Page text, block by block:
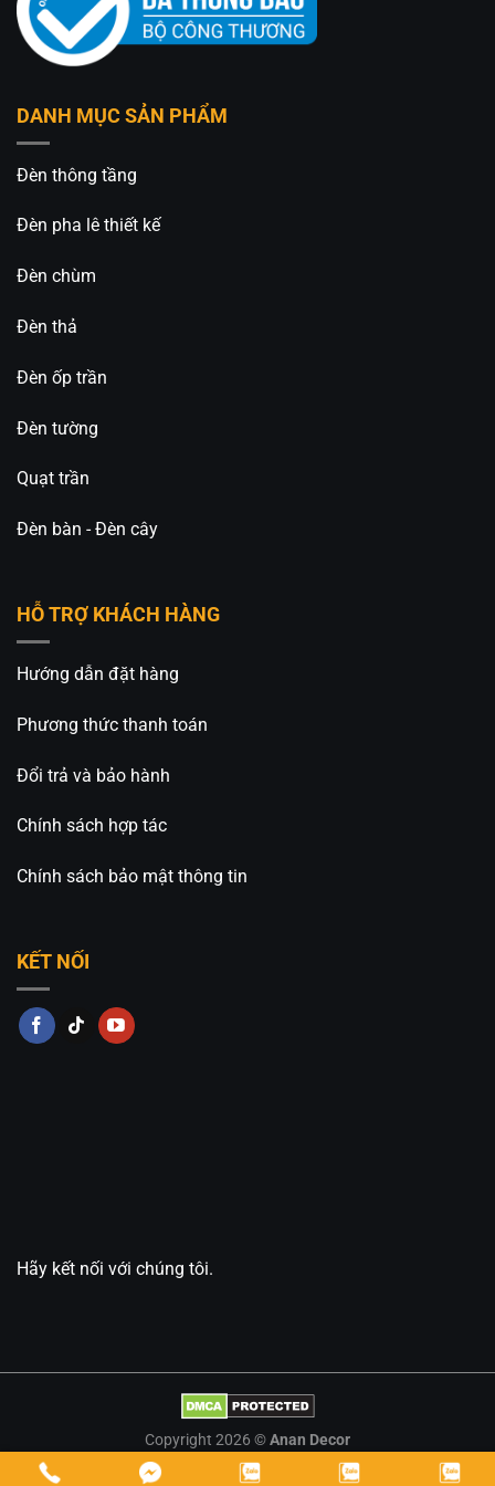
Pin sạc Type-C tiện lợi
Đèn bàn ABXP-07V sử dụng
Ưu điểm nổi bật:
Dễ dàng đặt ở mọi vị trí.
Tiện lợi khi di chuyển hoặc thay đổi bố cục bàn.
Sạc nhanh với cổng Type-C phổ biến.
khoảng
các buổi tiệc hoặc khung giờ cao điểm của nhà
Với công suất chỉ
trang trí.
Ngoài ra, công nghệ LED còn mang lại nhiều lợi
Tiết kiệm chi phí điện năng.
Tuổi thọ cao.
Đây là lựa chọn phù hợp cho các đơn vị kinh
Thông số kỹ thuật
DANH MỤC SẢN PHẨM
Đèn thông tầng
Đèn pha lê thiết kế
Đèn chùm
Đèn thả
Đèn ốp trần
Đèn tường
Quạt trần
Đèn bàn - Đèn cây
HỖ TRỢ KHÁCH HÀNG
Hướng dẫn đặt hàng
Phương thức thanh toán
Đổi trả và bảo hành
Chính sách hợp tác
Chính sách bảo mật thông tin
KẾT NỐI
Hãy kết nối với chúng tôi.
Copyright 2026 ©Anan Decor